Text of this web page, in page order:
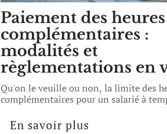
Paiement des heures
complémentaires :
modalités et
règlementations en
Qu'on le veuille ou non, la limite des
complémentaires pour un salarié à
En savoir plus